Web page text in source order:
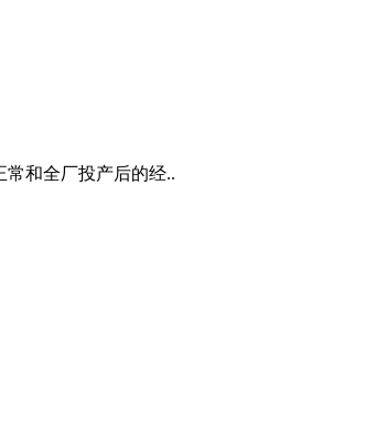
和全厂投产后的经..